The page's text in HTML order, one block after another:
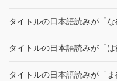
タイトルの日本語読みが「
タイトルの日本語読みが「
タイトルの日本語読みが「